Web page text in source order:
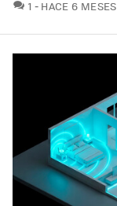
1 COMENTARIOS
HACE 6 MESES